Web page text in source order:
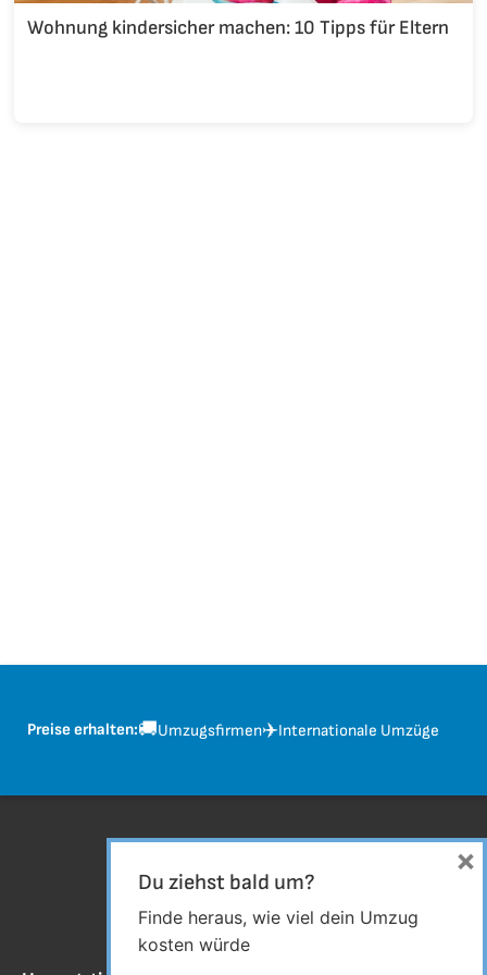
Wohnung kindersicher machen: 10 Tipps für Eltern
Preise erhalten:🚚Umzugsfirmen✈️Internationale Umzüge
Du ziehst bald um?
Finde heraus, wie viel dein Umzug
kosten würde
×